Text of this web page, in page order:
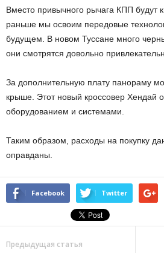
Вместо привычного рычага КПП будут
раньше мы освоим передовые
будущем. В новом Туссане много
они смотрятся довольно
За дополнительную плату панораму
крыше. Этот новый кроссовер Хендай
оборудованием и системами.
Таким образом, расходы на покупку
оправданы.
Facebook Twitter
Предыдущая статья